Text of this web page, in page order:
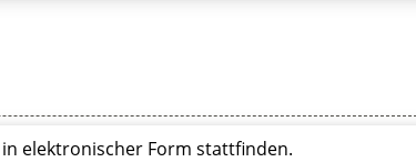
elektronischer Form stattfinden.